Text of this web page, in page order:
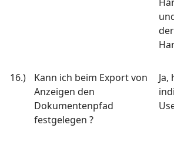
16.)
Kann ich beim Export von
Anzeigen den
Dokumentenpfad
festgelegen ?